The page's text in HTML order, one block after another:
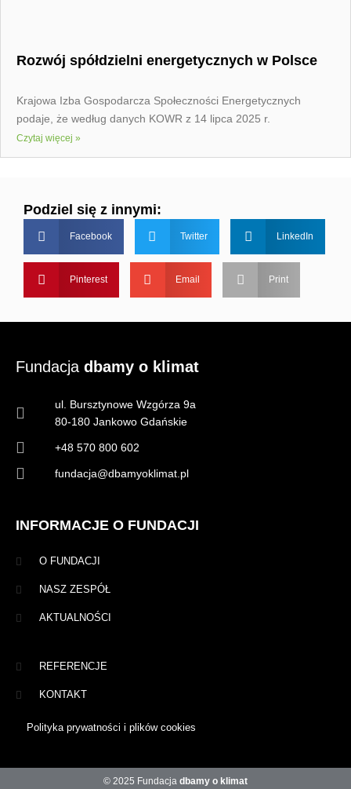
Rozwój spółdzielni energetycznych w Polsce
Krajowa Izba Gospodarcza Społeczności Energetycznych
podaje, że według danych KOWR z 14 lipca 2025 r.
Czytaj więcej »
Podziel się z innymi:
Facebook Twitter LinkedIn
Pinterest Email Print
Fundacja dbamy o klimat
ul. Bursztynowe Wzgórza 9a
80-180 Jankowo Gdańskie
+48 570 800 602
fundacja@dbamyoklimat.pl
INFORMACJE O FUNDACJI
O FUNDACJI
NASZ ZESPÓŁ
AKTUALNOŚCI
REFERENCJE
KONTAKT
Polityka prywatności i plików cookies
© 2025 Fundacja dbamy o klimat